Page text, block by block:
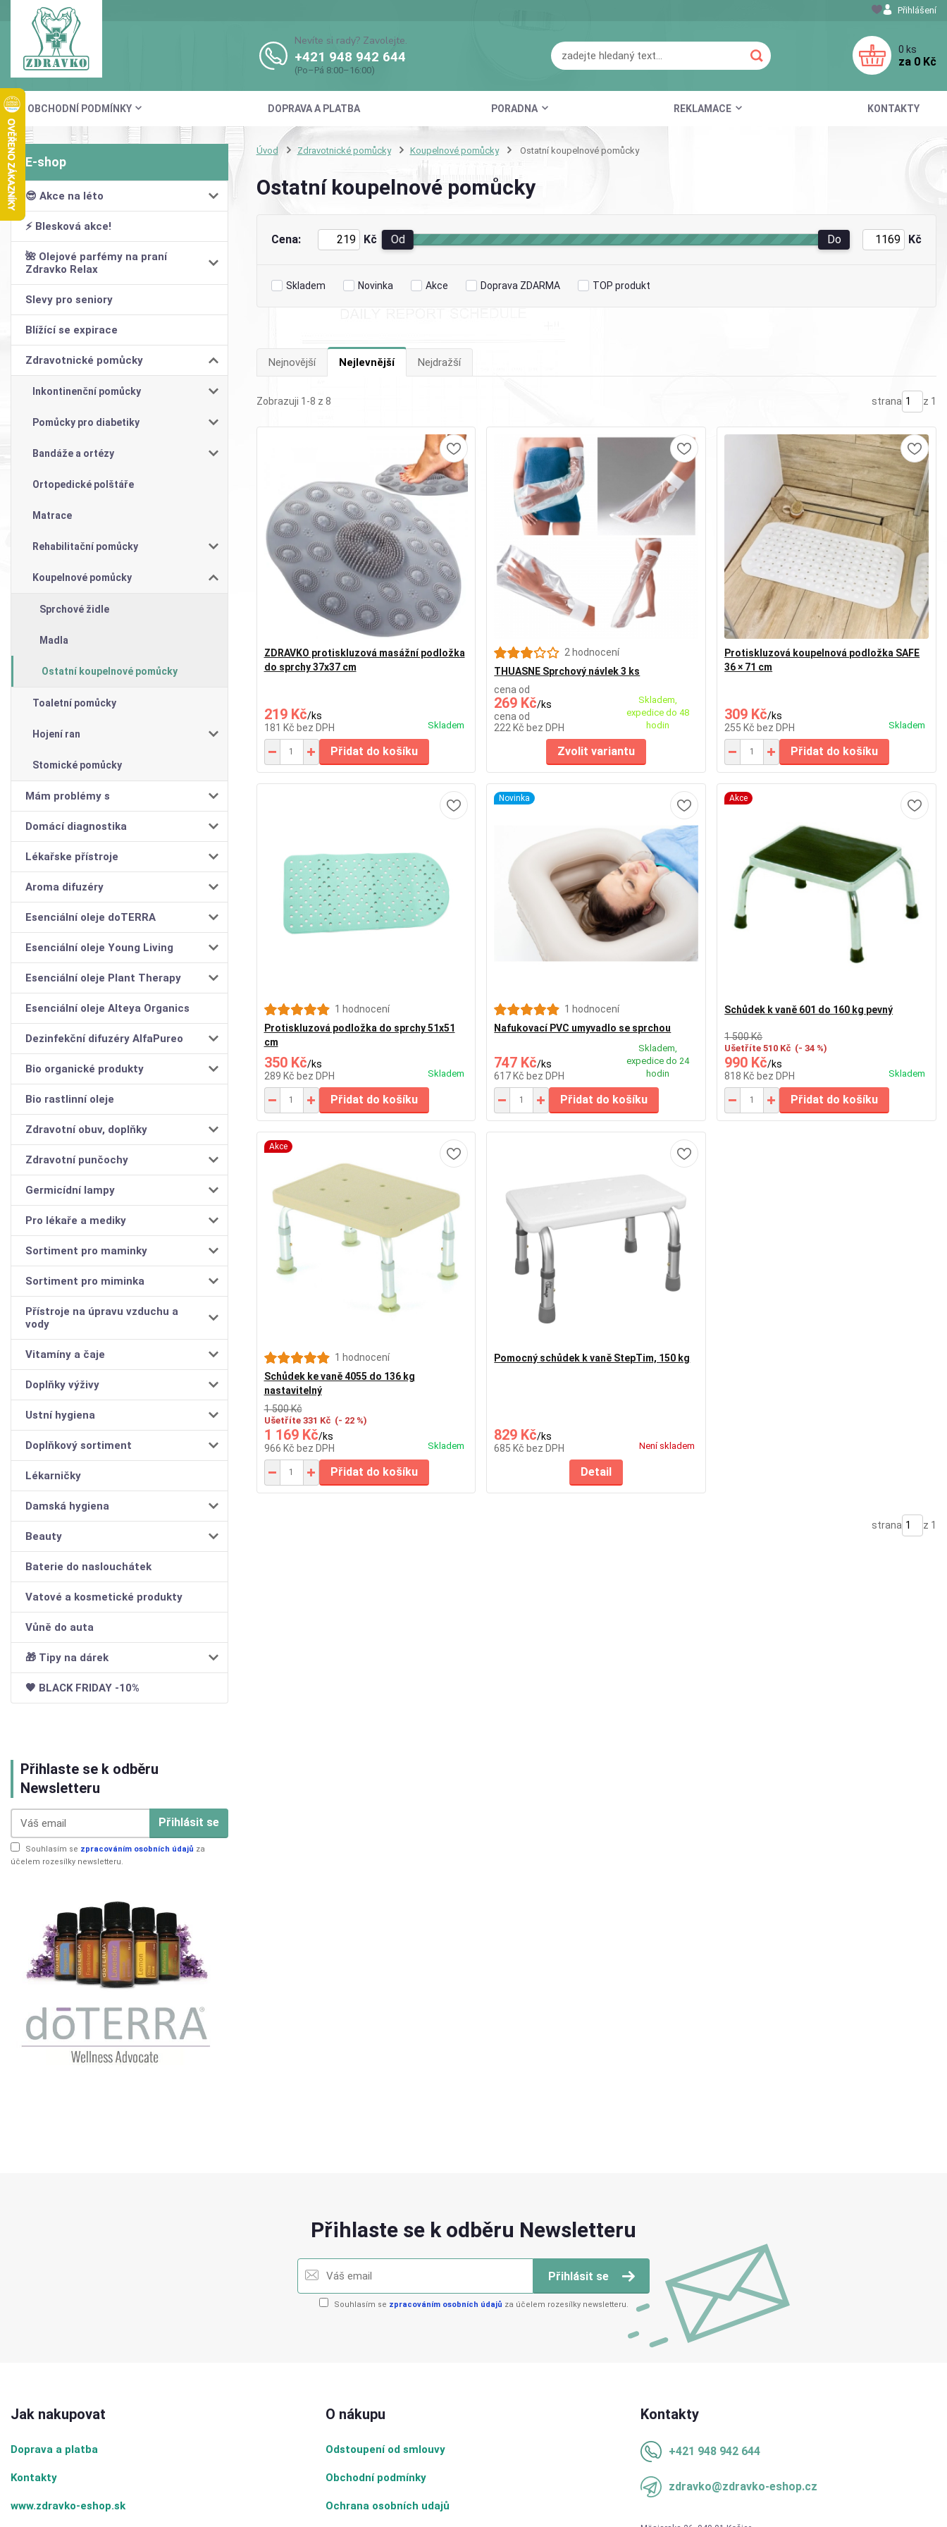
OBCHODNÍ PODMÍNKY DOPRAVA A PLATBA PORADNA REKLAMACE KONTAKTY
Přihlášení
Nevíte si rady? Zavolejte.
+421 948 942 644
(Po–Pá 8:00–16:00)
0 ks
za 0 Kč
😎 Akce na léto
⚡ Blesková akce!
🌺 Olejové parfémy na praní
Zdravko Relax
Slevy pro seniory
Blížící se expirace
Zdravotnické pomůcky
Inkontinenční pomůcky
Pomůcky pro diabetiky
Bandáže a ortézy
Ortopedické polštáře
Matrace
Rehabilitační pomůcky
Koupelnové pomůcky
Sprchové židle
Madla
Ostatní koupelnové pomůcky
Toaletní pomůcky
Hojení ran
Stomické pomůcky
Mám problémy s
Domácí diagnostika
Lékařske přístroje
Aroma difuzéry
Esenciální oleje doTERRA
Esenciální oleje Young Living
Esenciální oleje Plant Therapy
Esenciální oleje Alteya Organics
Dezinfekční difuzéry AlfaPureo
Bio organické produkty
Bio rastlinní oleje
Zdravotní obuv, doplňky
Zdravotní punčochy
Germicídní lampy
Pro lékaře a mediky
Sortiment pro maminky
Sortiment pro miminka
Přístroje na úpravu vzduchu a
vody
Vitamíny a čaje
Doplňky výživy
Ustní hygiena
Doplňkový sortiment
Lékarničky
Damská hygiena
Beauty
Baterie do naslouchátek
Vatové a kosmetické produkty
Vůně do auta
🎁 Tipy na dárek
🖤 BLACK FRIDAY -10%
Přihlaste se k odběru
Newsletteru
Přihlásit se
Souhlasím se zpracováním osobních údajů za
účelem rozesílky newsletteru.
Úvod Zdravotnické pomůcky Koupelnové pomůcky Ostatní koupelnové pomůcky
Ostatní koupelnové pomůcky
Cena: Kč Od Do Kč
Skladem Novinka Akce Doprava ZDARMA TOP produkt
Nejnovější Nejlevnější Nejdražší
Zobrazuji 1-8 z 8 strana z 1
ZDRAVKO protiskluzová masážní podložka
do sprchy 37x37 cm
219 Kč/ks
181 Kč bez DPH Skladem
Přidat do košíku
2 hodnocení
THUASNE Sprchový návlek 3 ks
cena od
269 Kč/ks
cena od
222 Kčbez DPH
Skladem,
expedice do 48
hodin
Zvolit variantu
Protiskluzová koupelnová podložka SAFE
36 × 71 cm
309 Kč/ks
255 Kčbez DPH Skladem
Přidat do košíku
1 hodnocení
Protiskluzová podložka do sprchy 51x51
cm
350 Kč/ks
289 Kč bez DPH Skladem
Přidat do košíku
Novinka
1 hodnocení
Nafukovací PVC umyvadlo se sprchou
747 Kč/ks
617 Kčbez DPH
Skladem,
expedice do 24
hodin
Přidat do košíku
Akce
Schůdek k vaně 601 do 160 kg pevný
1 500 Kč
Ušetříte 510 Kč (- 34 %)
990 Kč/ks
818 Kčbez DPH Skladem
Přidat do košíku
Akce
1 hodnocení
Schůdek ke vaně 4055 do 136 kg
nastavitelný
1 500 Kč
Ušetříte 331 Kč (- 22 %)
1 169 Kč/ks
966 Kč bez DPH Skladem
Přidat do košíku
Pomocný schůdek k vaně StepTim, 150 kg
829 Kč/ks
685 Kčbez DPH Není skladem
Detail
strana z 1
Přihlaste se k odběru Newsletteru
Přihlásit se
Souhlasím se zpracováním osobních údajů za účelem rozesílky newsletteru.
Jak nakupovat
Doprava a platba
Kontakty
www.zdravko-eshop.sk
O nákupu
Odstoupení od smlouvy
Obchodní podmínky
Ochrana osobních udajů
Kontakty
+421 948 942 644
zdravko@zdravko-eshop.cz